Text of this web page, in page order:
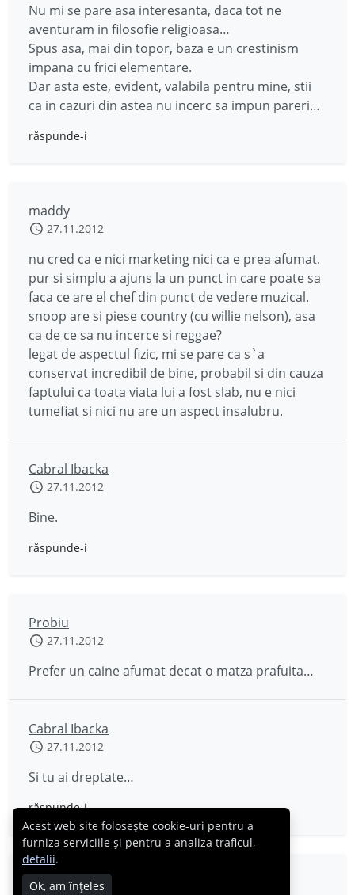
Nu mi se pare asa interesanta, daca tot ne
aventuram in filosofie religioasa…
Spus asa, mai din topor, baza e un crestinism
impana cu frici elementare.
Dar asta este, evident, valabila pentru mine, stii
ca in cazuri din astea nu incerc sa impun pareri…
răspunde-i
maddy
27.11.2012
nu cred ca e nici marketing nici ca e prea afumat.
pur si simplu a ajuns la un punct in care poate sa
faca ce are el chef din punct de vedere muzical.
snoop are si piese country (cu willie nelson), asa
ca de ce sa nu incerce si reggae?
legat de aspectul fizic, mi se pare ca s`a
conservat incredibil de bine, probabil si din cauza
faptului ca toata viata lui a fost slab, nu e nici
tumefiat si nici nu are un aspect insalubru.
Cabral Ibacka
27.11.2012
Bine.
răspunde-i
Probiu
27.11.2012
Prefer un caine afumat decat o matza prafuita…
Cabral Ibacka
27.11.2012
Si tu ai dreptate…
răspunde-i
Andrei
Acest web site folosește cookie-uri pentru a
furniza serviciile și pentru a analiza traficul,
detalii.
Ok, am înțeles